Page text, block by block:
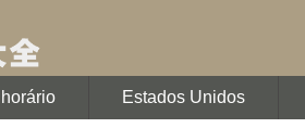
Estados Unidos